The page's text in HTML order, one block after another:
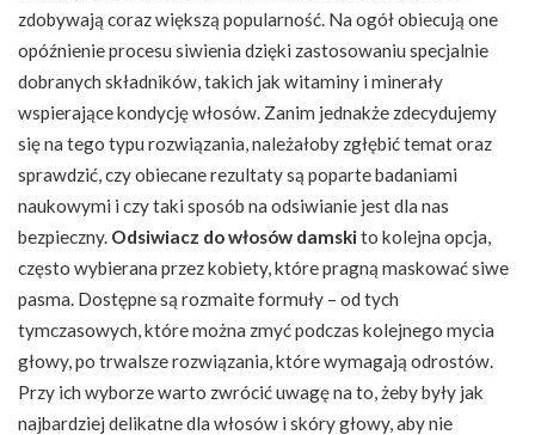
zdobywają coraz większą popularność. Na ogół obiecują one
opóźnienie procesu siwienia dzięki zastosowaniu specjalnie
dobranych składników, takich jak witaminy i minerały
wspierające kondycję włosów. Zanim jednakże zdecydujemy
się na tego typu rozwiązania, należałoby zgłębić temat oraz
sprawdzić, czy obiecane rezultaty są poparte badaniami
naukowymi i czy taki sposób na odsiwianie jest dla nas
bezpieczny. Odsiwiacz do włosów damskito kolejna opcja,
często wybierana przez kobiety, które pragną maskować siwe
pasma. Dostępne są rozmaite formuły – od tych
tymczasowych, które można zmyć podczas kolejnego mycia
głowy, po trwalsze rozwiązania, które wymagają odrostów.
Przy ich wyborze warto zwrócić uwagę na to, żeby były jak
najbardziej delikatne dla włosów i skóry głowy, aby nie